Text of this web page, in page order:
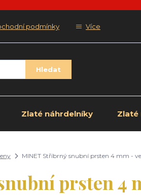
podmínky Více
Hledat
Zlaté náhrdelníky Zlaté
MINET Stříbrný snubní prsten 4 mm -
prsten 4